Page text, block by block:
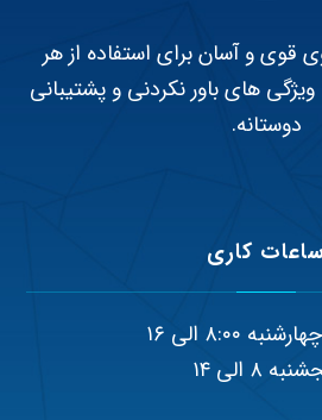
قوی و آسان برای استفاده از هر
ویژگی های باور نکردنی و پشتیبانی
دوستانه.
ساعات کاری
۸:۰۰ الی ۱۶
۸ الی ۱۴